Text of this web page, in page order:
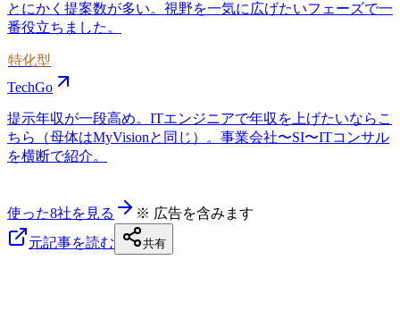
とにかく提案数が多い。視野を一気に広げたいフェーズで一
番役立ちました。
特化型
TechGo
提示年収が一段高め。ITエンジニアで年収を上げたいならこ
ちら（母体はMyVisionと同じ）。事業会社〜SI〜ITコンサル
を横断で紹介。
使った8社を見る
※ 広告を含みます
元記事を読む
共有